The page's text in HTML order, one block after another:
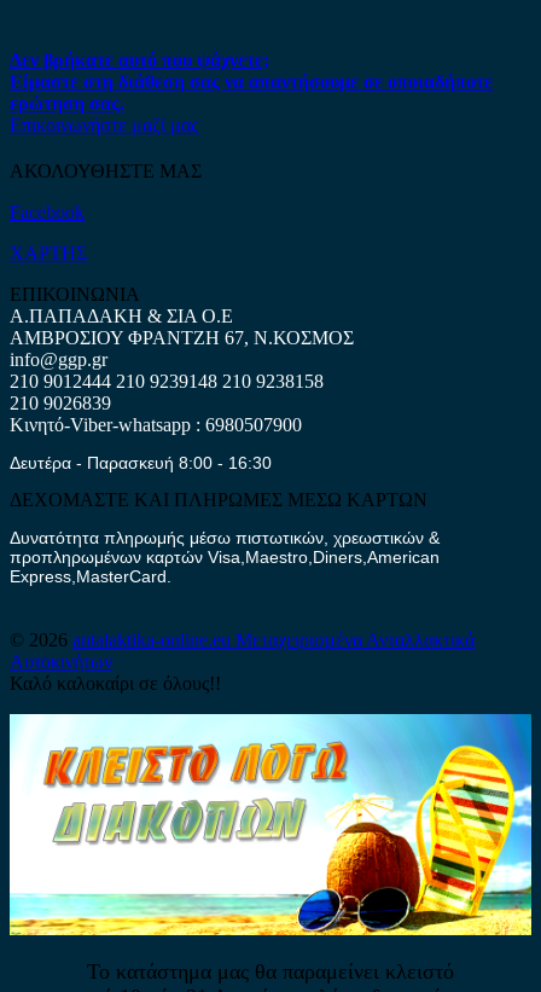
Δεν βρήκατε αυτό που ψάχνετε;
Είμαστε στη διάθεση σας να απαντήσουμε σε οποιαδήποτε
ερώτηση σας.
Επικοινωνήστε μαζί μας
ΑΚΟΛΟΥΘΗΣΤΕ ΜΑΣ
Facebook
ΧΑΡΤΗΣ
ΕΠΙΚΟΙΝΩΝΙΑ
Α.ΠΑΠΑΔΑΚΗ & ΣΙΑ Ο.Ε
ΑΜΒΡΟΣΙΟΥ ΦΡΑΝΤΖΗ 67, Ν.ΚΟΣΜΟΣ
info@ggp.gr
210 9012444 210 9239148 210 9238158
210 9026839
Κινητό-Viber-whatsapp : 6980507900
Δευτέρα - Παρασκευή 8:00 - 16:30
ΔΕΧΟΜΑΣΤΕ ΚΑΙ ΠΛΗΡΩΜΕΣ ΜΕΣΩ ΚΑΡΤΩΝ
Δυνατότητα πληρωμής μέσω πιστωτικών, χρεωστικών &
προπληρωμένων καρτών Visa,Maestro,Diners,American
Express,MasterCard.
© 2026 antalaktika-online.eu Μεταχειρισμένα Ανταλλακτικά
Αυτοκινήτων
Καλό καλοκαίρι σε όλους!!
Το κατάστημα μας θα παραμείνει κλειστό